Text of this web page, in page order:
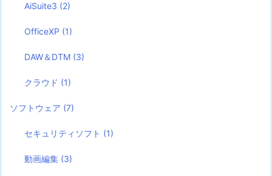
AiSuite3 (2)
OfficeXP (1)
DAW＆DTM (3)
クラウド (1)
ソフトウェア (7)
セキュリティソフト (1)
動画編集 (3)